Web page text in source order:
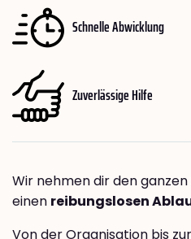
Schnelle Abwicklung
Zuverlässige Hilfe
Wir nehmen dir den
einen reibungslosen
Von der Organisation bis